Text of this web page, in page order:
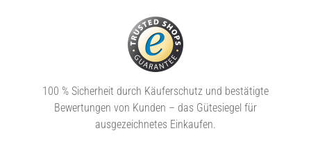
100 % Sicherheit durch Käuferschutz und bestätigte
Bewertungen von Kunden – das Gütesiegel für
ausgezeichnetes Einkaufen.